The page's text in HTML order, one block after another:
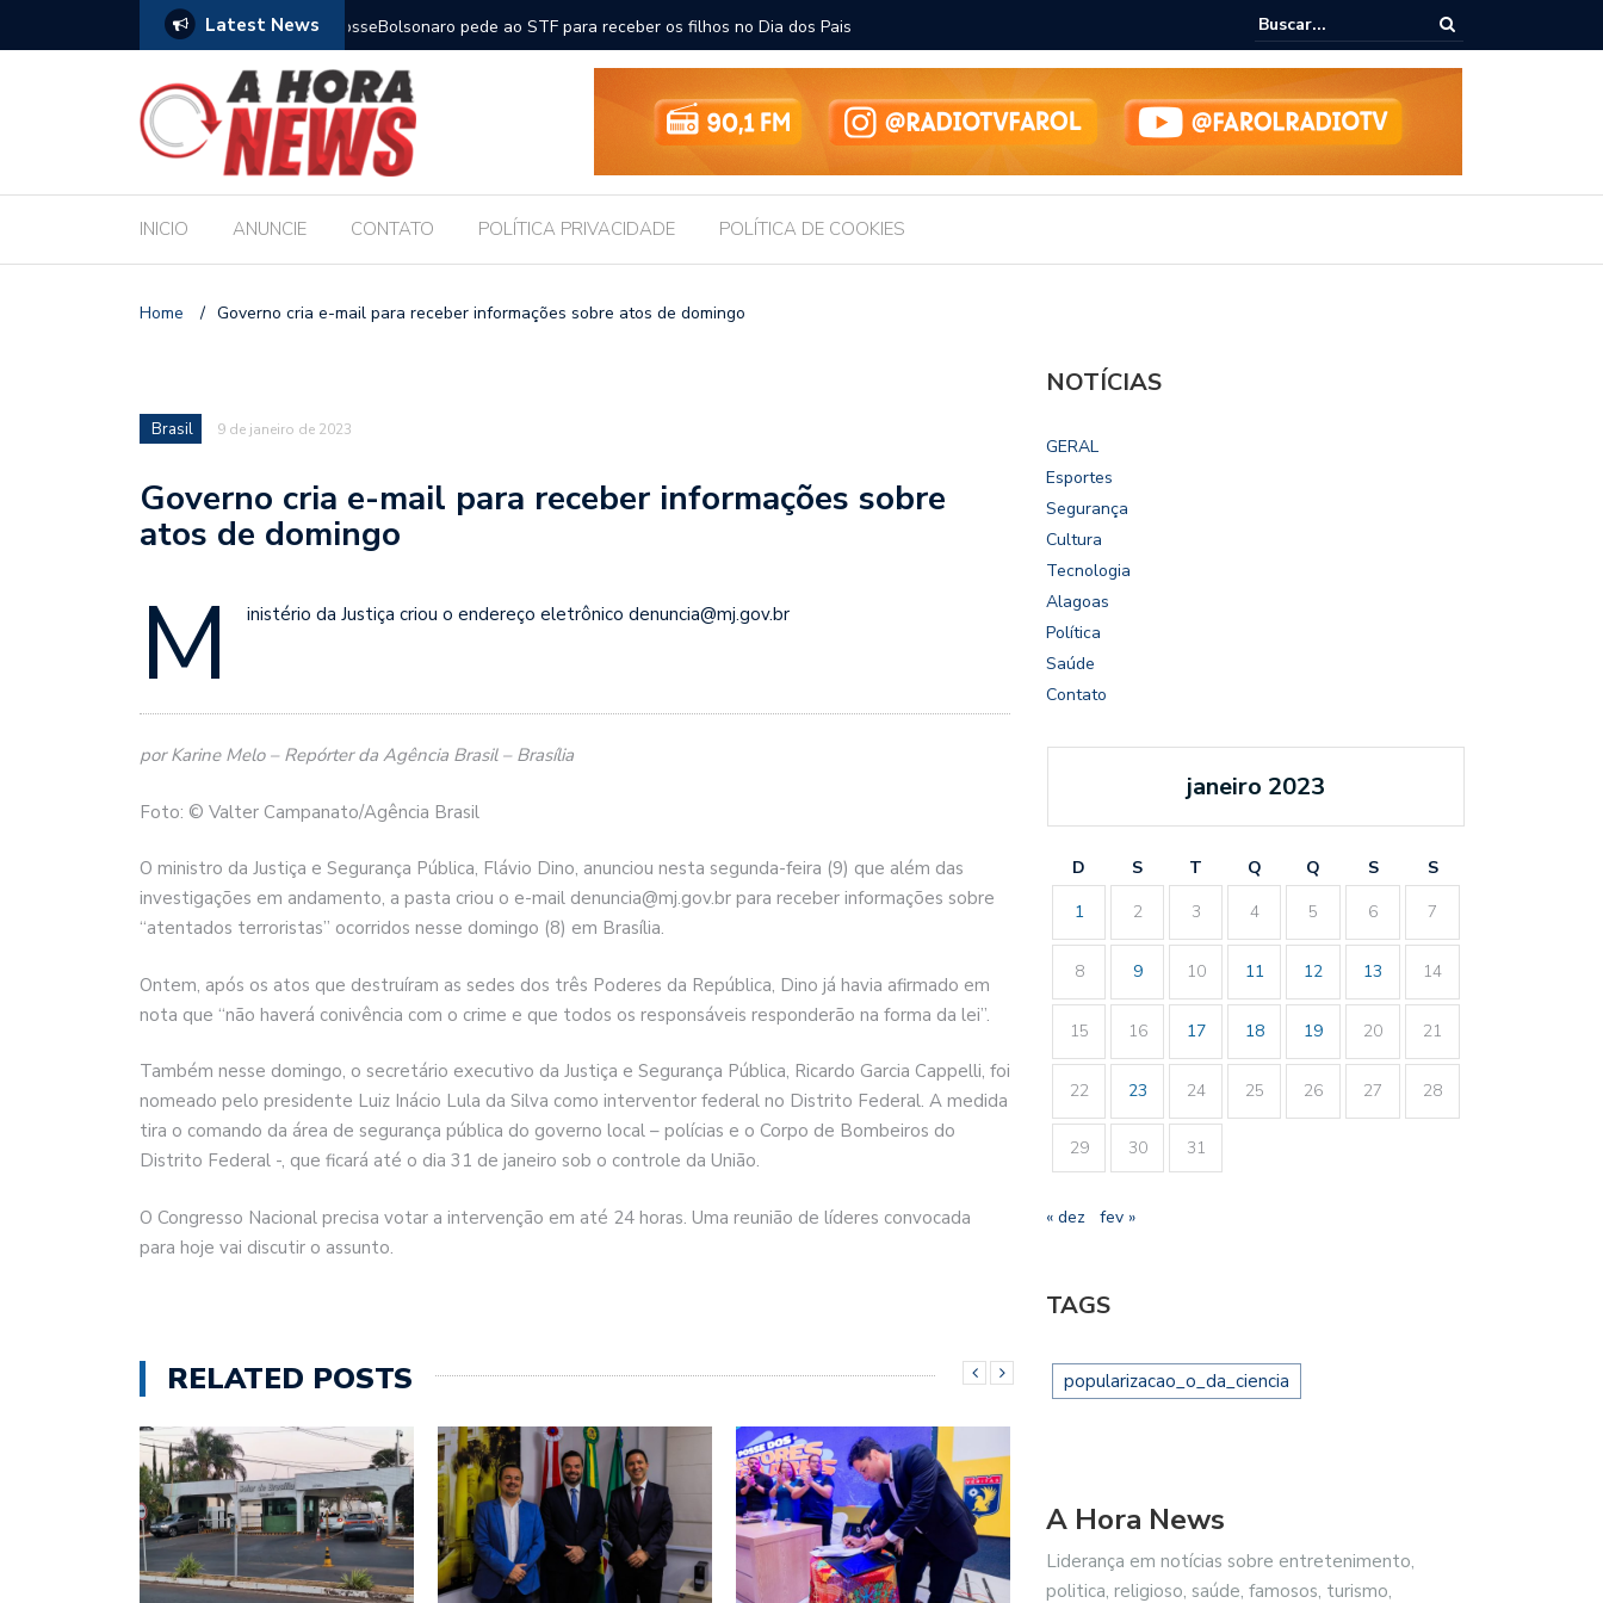
Latest News
com a Educação durante posse Bolsonaro pede ao STF para receber os filhos no Dia dos Pais
Câmara dialoga com UFAL e Faculdade de Coimbra sobre parcerias para
Legislativo
INICIO ANUNCIE CONTATO POLÍTICA PRIVACIDADE POLÍTICA DE COOKIES
Home / Governo cria e-mail para receber informações sobre atos de domingo
Brasil 9 de janeiro de 2023
Governo cria e-mail para receber informações sobre
atos de domingo
M inistério da Justiça criou o endereço eletrônico denuncia@mj.gov.br
por Karine Melo – Repórter da Agência Brasil – Brasília
Foto: © Valter Campanato/Agência Brasil
O ministro da Justiça e Segurança Pública, Flávio Dino, anunciou nesta segunda-feira (9) que além das
investigações em andamento, a pasta criou o e-mail denuncia@mj.gov.br para receber informações sobre
“atentados terroristas” ocorridos nesse domingo (8) em Brasília.
Ontem, após os atos que destruíram as sedes dos três Poderes da República, Dino já havia afirmado em
nota que “não haverá conivência com o crime e que todos os responsáveis responderão na forma da lei”.
Também nesse domingo, o secretário executivo da Justiça e Segurança Pública, Ricardo Garcia Cappelli, foi
nomeado pelo presidente Luiz Inácio Lula da Silva como interventor federal no Distrito Federal. A medida
tira o comando da área de segurança pública do governo local – polícias e o Corpo de Bombeiros do
Distrito Federal -, que ficará até o dia 31 de janeiro sob o controle da União.
O Congresso Nacional precisa votar a intervenção em até 24 horas. Uma reunião de líderes convocada
para hoje vai discutir o assunto.
RELATED POSTS
NOTÍCIAS
GERAL
Esportes
Segurança
Cultura
Tecnologia
Alagoas
Política
Saúde
Contato
janeiro 2023
D S T Q Q S
S
1
2 3 4 5 6 7
8 9 10 11 12 13 14
15 16 17 18 19 20 21
22 23 24 25 26 27 28
29 30 31
« dez fev »
TAGS
popularizacao_o_da_ciencia
A Hora News
Liderança em notícias sobre entretenimento,
politica, religioso, saúde, famosos, turismo,